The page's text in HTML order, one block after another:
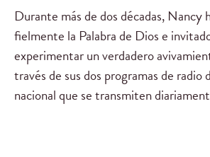
Durante más de dos décadas, Nancy
fielmente la Palabra de Dios e
experimentar un verdadero
través de sus dos programas de radio
nacional que se transmiten